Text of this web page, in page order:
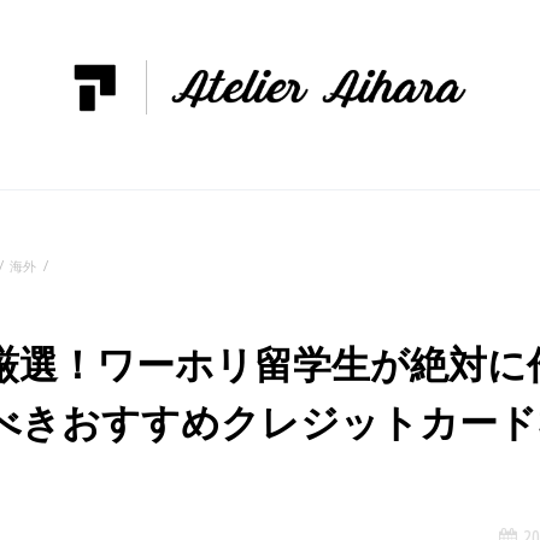
海外
選！ワーホリ留学生が絶対に
きおすすめクレジットカー